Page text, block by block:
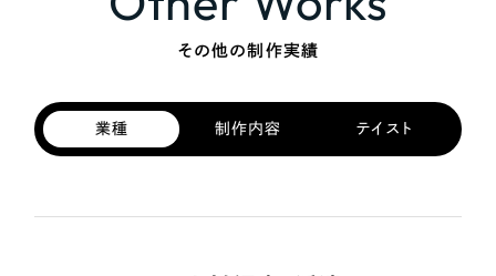
その他の制作実績
業種 制作内容 テイスト